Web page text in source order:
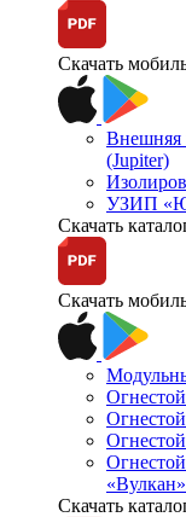
Скачать
Внешняя
(Jupiter)
УЗИП
Скачать
Скачать
Скачать